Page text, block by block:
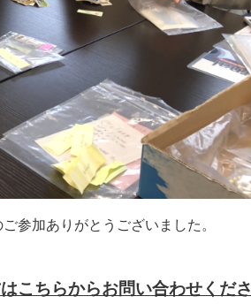
参加ありがとうございました。
こちらからお問い合わせくださ